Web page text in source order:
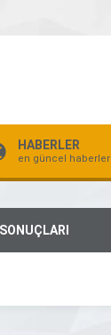
HABERLER
en güncel haberler